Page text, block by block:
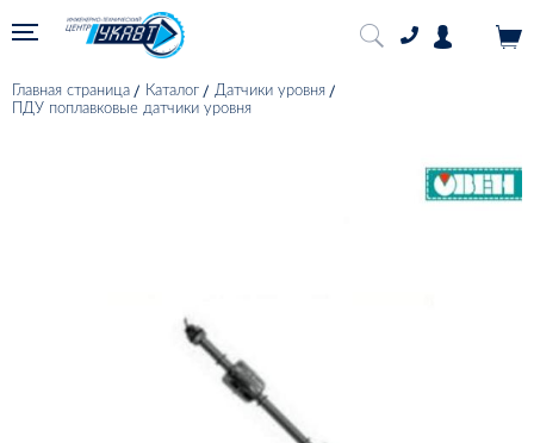
Главная страница Каталог
Датчики уровня
ПДУ поплавковые датчики уровня